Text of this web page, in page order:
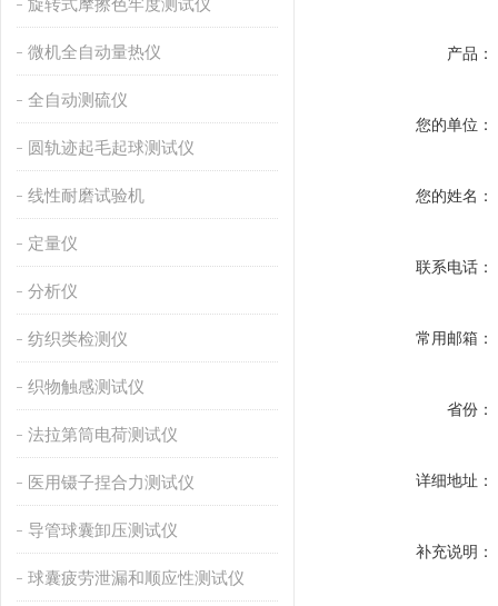
旋转式摩擦色牢度测试仪
微机全自动量热仪
全自动测硫仪
圆轨迹起毛起球测试仪
线性耐磨试验机
定量仪
分析仪
纺织类检测仪
织物触感测试仪
法拉第筒电荷测试仪
医用镊子捏合力测试仪
导管球囊卸压测试仪
球囊疲劳泄漏和顺应性测试仪
产品：
您的单位：
您的姓名：
联系电话：
常用邮箱：
省份：
详细地址：
补充说明：